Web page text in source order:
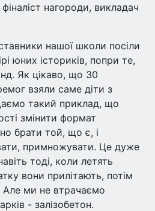
нагороди, викладач
нашої школи посіли
юних істориків, попри те,
Як цікаво, що 30
взяли саме діти з
такий приклад, що
змінити формат
брати той, що є, і
примножувати. Це дуже
тоді, коли летять
вони прилітають, потім
Але ми не втрачаємо
- залізобетон.